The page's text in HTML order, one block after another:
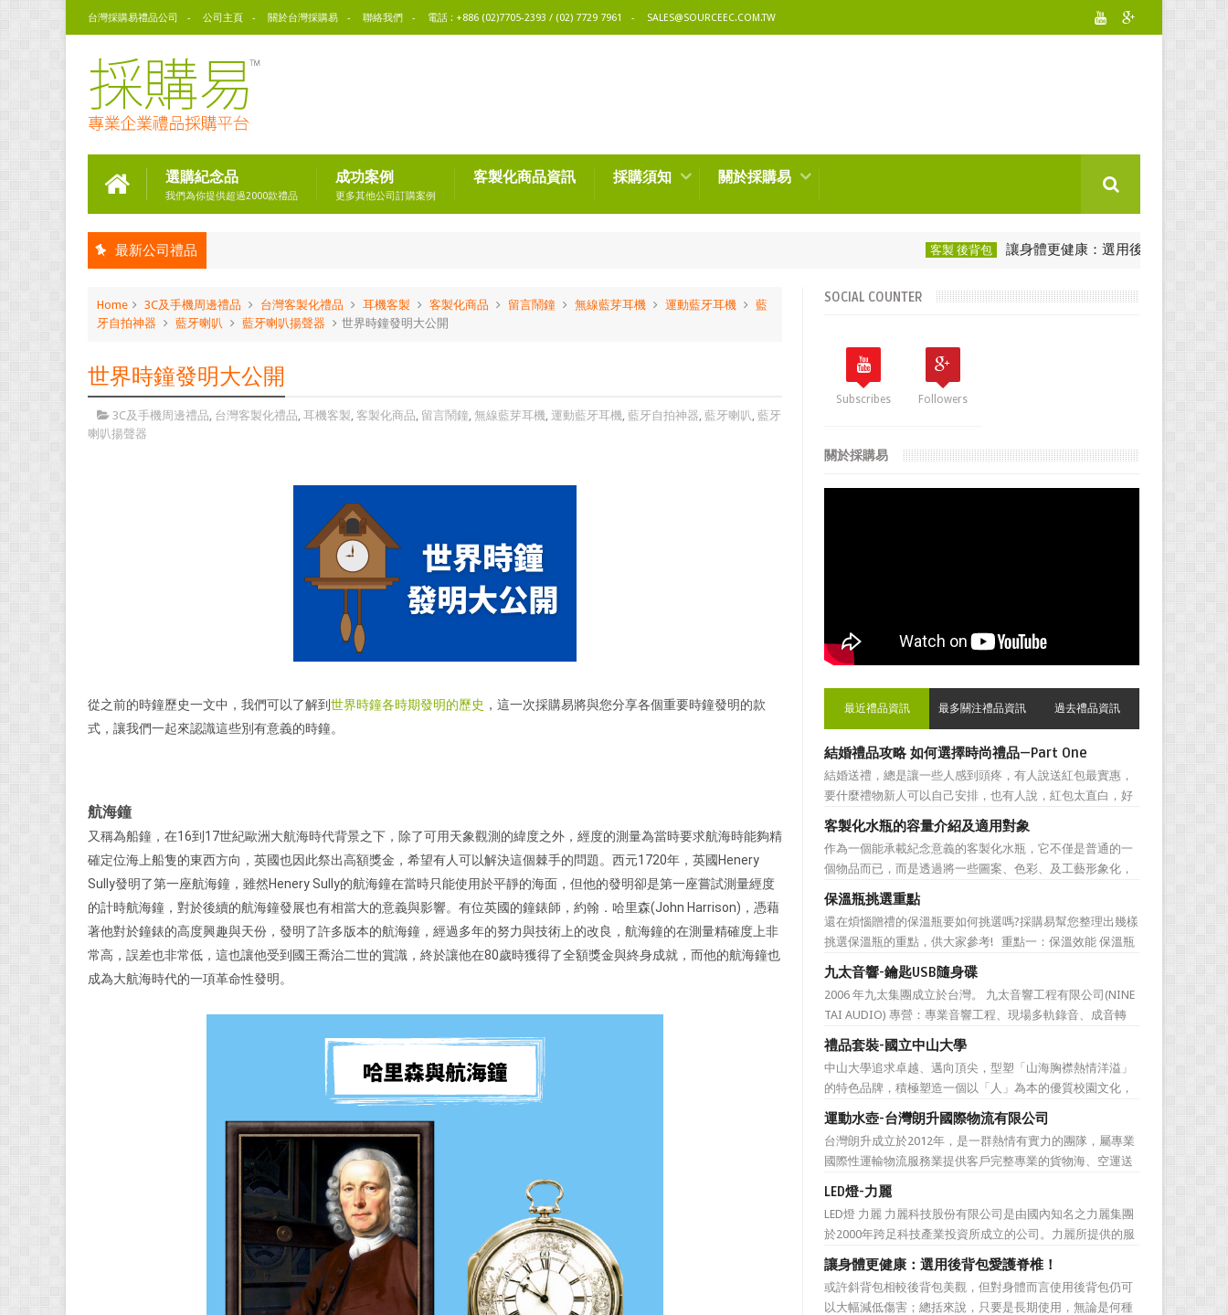
台灣採購易禮品公司 公司主頁 關於台灣採購易 聯絡我們 電話 : +886 (02)7705-2393 / (02) 7729 7961 SALES@SOURCEEC.COM.TW
選購紀念品
我們為你提供超過2000款禮品
成功案例
更多其他公司訂購案例
客製化商品資訊 採購須知 關於採購易
最新公司禮品 客製 後背包 讓身體更健康：選用後背包愛護脊椎！
Home 3C及手機周邊禮品 台灣客製化禮品 耳機客製 客製化商品 留言鬧鐘 無線藍芽耳機 運動藍牙耳機
藍
牙自拍神器
藍牙喇叭 藍牙喇叭揚聲器 世界時鐘發明大公開
世界時鐘發明大公開
3C及手機周邊禮品, 台灣客製化禮品, 耳機客製, 客製化商品, 留言鬧鐘, 無線藍芽耳機, 運動藍牙耳機, 藍牙自拍神器, 藍牙喇叭, 藍牙
喇叭揚聲器
從之前的時鐘歷史一文中，我們可以了解到世界時鐘各時期發明的歷史 ，這一次採購易將與您分享各個重要時鐘發明的款
式，讓我們一起來認識這些別有意義的時鐘。
航海鐘
又稱為船鐘，在16到17世紀歐洲大航海時代背景之下，除了可用天象觀測的緯度之外，經度的測量為當時要求航海時能夠精
確定位海上船隻的東西方向，英國也因此祭出高額獎金，希望有人可以解決這個棘手的問題。西元1720年，英國Henery
Sully發明了第一座航海鐘，雖然Henery Sully的航海鐘在當時只能使用於平靜的海面，但他的發明卻是第一座嘗試測量經度
的計時航海鐘，對於後續的航海鐘發展也有相當大的意義與影響。有位英國的鐘錶師，約翰．哈里森(John Harrison)，憑藉
著他對於鐘錶的高度興趣與天份，發明了許多版本的航海鐘，經過多年的努力與技術上的改良，航海鐘的在測量精確度上非
常高，誤差也非常低，這也讓他受到國王喬治二世的賞識，終於讓他在80歲時獲得了全額獎金與終身成就，而他的航海鐘也
成為大航海時代的一項革命性發明。
SOCIAL COUNTER
Subscribes Followers
關於採購易
最近禮品資訊 最多關注禮品資訊 過去禮品資訊
結婚禮品攻略 如何選擇時尚禮品—Part One
結婚送禮，總是讓一些人感到頭疼，有人說送紅包最實惠，
要什麼禮物新人可以自己安排，也有人說，紅包太直白，好
朋友之間還是禮物顯得更加親密。然而，挑選結婚禮物卻一
直是許多人最棘手的任務，送得不好反而怕有影響友誼什麼
的。下面為大家準備的一份簡單的結婚禮品攻略，希望能為
大家排憂解難吧! ...
客製化水瓶的容量介紹及適用對象
作為一個能承載紀念意義的客製化水瓶，它不僅是普通的一
個物品而已，而是透過將一些圖案、色彩、及工藝形象化，
來象徵公司的特有文化。它塑造了公司的品牌，也體現公司
的特色，同時也能表達對於接受贈禮方的感激之情。此外，
作為一樣每天都會用到的必需品，水瓶也含有虛懷若谷、有
容乃大的寓意，適合做...
保溫瓶挑選重點
還在煩惱贈禮的保溫瓶要如何挑選嗎?採購易幫您整理出幾樣
挑選保溫瓶的重點，供大家參考! 重點一：保溫效能 保溫瓶
的包裝外盒或說明書上會標示保溫數據，建議挑選至少6hr且
>68℃的保溫瓶。 重點二：開蓋種類 一鍵開蓋v.s.旋轉開蓋
若使用者會在駕駛期間飲水，則必須...
九太音響-鑰匙USB隨身碟
2006 年九太集團成立於台灣。 九太音響工程有限公司(NINE
TAI AUDIO) 專營：專業音響工程、現場多軌錄音、成音轉
播、音響樂器租賃、工程製作、器材買賣。 2017年，九太企
業滿十週年了！為慶祝九太音響成立十週年，九太音響向 採
購易客製化禮品公司 訂購了一款 鑰匙...
禮品套裝-國立中山大學
中山大學追求卓越、邁向頂尖，型塑「山海胸襟熱情洋溢」
的特色品牌，積極塑造一個以「人」為本的優質校園文化，
並營造「樂在其中」的工作氛圍，務求成為莘莘學子嚮往，
優秀人才聚集，校友引以為傲，社會高度認同的國際知名一
流大學。 中山大學圖書館圖書與資訊處訂製了 糖果色多層搭
扣文件夾 和 ...
運動水壺-台灣朗升國際物流有限公司
台灣朗升成立於2012年，是一群熱情有實力的團隊，屬專業
國際性運輸物流服務業提供客戶完整專業的貨物海、空運送
服務。服務網遍及全球。秉持”我們用心、 客戶放心”的經營
理念，提供專業、負責、安全、便捷及熱忱的優良服務品
質。多樣式的服務項目滿足您全球化擴展商機的腳步，並可
依客戶之需求提...
LED燈-力麗
LED燈 力麗 力麗科技股份有限公司是由國內知名之力麗集團
於2000年跨足科技產業投資所成立的公司。力麗所提供的服
務有：軟體開發、協助企業補助計畫、資安產品代理、資訊
整合服務、解抉方案、資訊安全、儲存系統，網路規劃等加
值服務！ 作為科技公司，訂購禮品又怎能普普通...
讓身體更健康：選用後背包愛護脊椎！
或許斜背包相較後背包美觀，但對身體而言使用後背包仍可
以大幅減低傷害；總括來說，只要是長期使用，無論是何種